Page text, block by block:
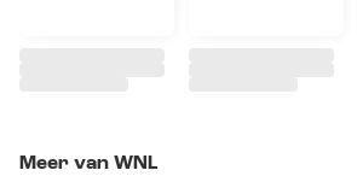
Meer van WNL